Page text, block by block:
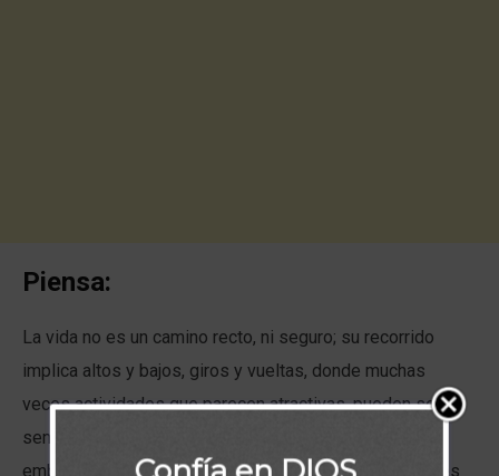
Piensa:
La vida no es un camino recto, ni seguro; su recorrido
implica altos y bajos, giros y vueltas, donde muchas
veces actividades que parecen atractivas, pueden ser
senderos a las arenas movedizas del pecado. Siin
embargo, el recorrido puede ser la mayoría de las veces